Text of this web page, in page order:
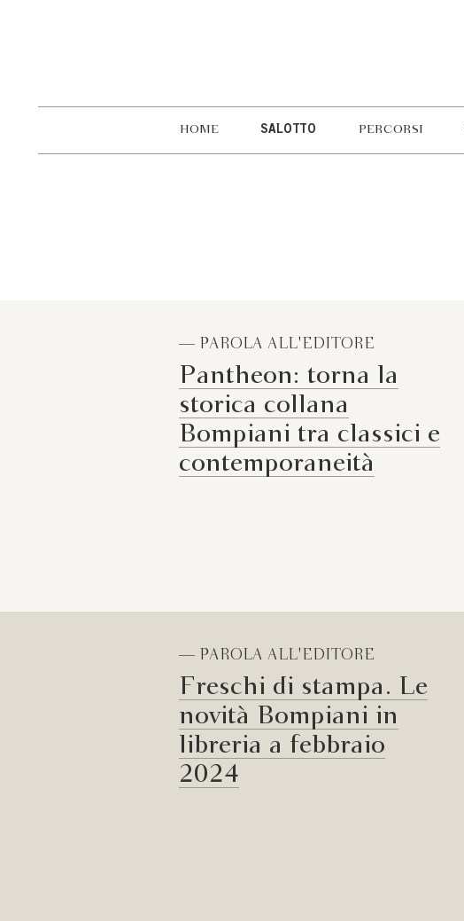
HOME SALOTTO PERCORSI
— PAROLA ALL'EDITORE
Pantheon: torna la
storica collana
Bompiani tra classici e
contemporaneità
— PAROLA ALL'EDITORE
Freschi di stampa. Le
novità Bompiani in
libreria a febbraio
2024